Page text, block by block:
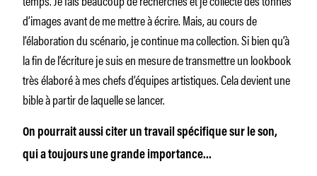
d’images avant de me mettre à écrire. Mais, au cours de
l’élaboration du scénario, je continue ma collection. Si bien qu’à
la fin de l’écriture je suis en mesure de transmettre un lookbook
très élaboré à mes chefs d’équipes artistiques. Cela devient une
bible à partir de laquelle se lancer.
On pourrait aussi citer un travail spécifique sur le son,
qui a toujours une grande importance…